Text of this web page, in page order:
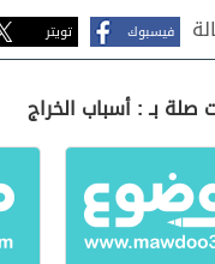
فيسبوك تويتر
صلة بـ : أسباب الخراج